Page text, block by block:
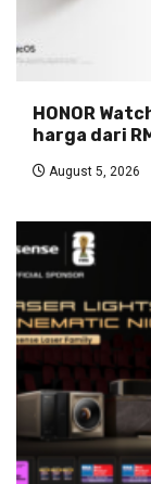
HONOR
harga dari
August 5, 2026